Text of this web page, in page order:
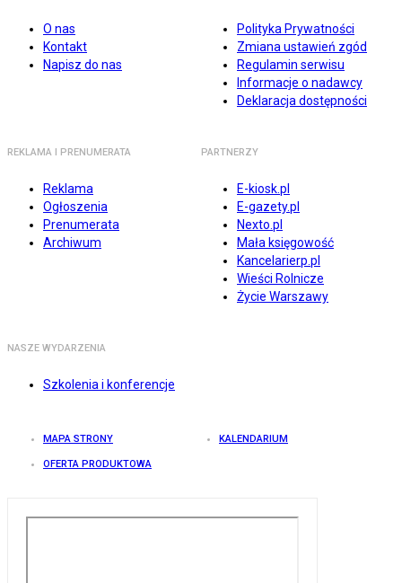
O nas
Kontakt
Napisz do nas
Polityka Prywatności
Zmiana ustawień zgód
Regulamin serwisu
Informacje o nadawcy
Deklaracja dostępności
REKLAMA I PRENUMERATA
Reklama
Ogłoszenia
Prenumerata
Archiwum
PARTNERZY
E-kiosk.pl
E-gazety.pl
Nexto.pl
Mała księgowość
Kancelarierp.pl
Wieści Rolnicze
Życie Warszawy
NASZE WYDARZENIA
Szkolenia i konferencje
MAPA STRONY KALENDARIUM
OFERTA PRODUKTOWA